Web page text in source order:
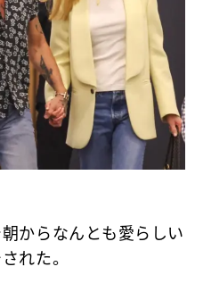
からなんとも愛らしい
れた。